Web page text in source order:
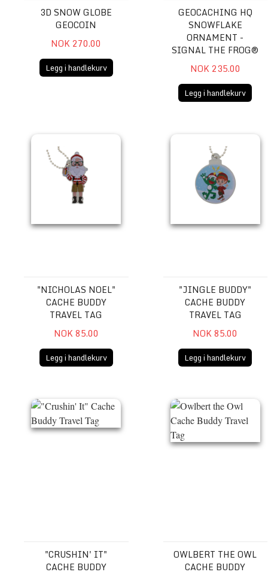
3D SNOW GLOBE
GEOCOIN
NOK 270.00
Legg i handlekurv
GEOCACHING HQ
SNOWFLAKE
ORNAMENT -
SIGNAL THE FROG®
NOK 235.00
Legg i handlekurv
"NICHOLAS NOEL"
CACHE BUDDY
TRAVEL TAG
NOK 85.00
Legg i handlekurv
"JINGLE BUDDY"
CACHE BUDDY
TRAVEL TAG
NOK 85.00
Legg i handlekurv
"Crushin' It" Cache Buddy Travel Tag
"CRUSHIN' IT"
CACHE BUDDY
Owlbert the Owl Cache
OWLBERT THE OWL
CACHE BUDDY